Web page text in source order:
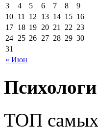
« Июн
3
4 5 6 7 8
9
10 11 12 13 14 15 16
17 18 19 20 21 22 23
24 25 26 27 28 29 30
31
Психологи
ТОП самых